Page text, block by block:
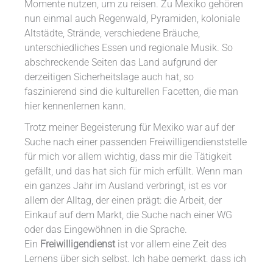
Momente nutzen, um zu reisen. Zu Mexiko gehören
nun einmal auch Regenwald, Pyramiden, koloniale
Altstädte, Strände, verschiedene Bräuche,
unterschiedliches Essen und regionale Musik. So
abschreckende Seiten das Land aufgrund der
derzeitigen Sicherheitslage auch hat, so
faszinierend sind die kulturellen Facetten, die man
hier kennenlernen kann.
Trotz meiner Begeisterung für Mexiko war auf der
Suche nach einer passenden Freiwilligendienststelle
für mich vor allem wichtig, dass mir die Tätigkeit
gefällt, und das hat sich für mich erfüllt. Wenn man
ein ganzes Jahr im Ausland verbringt, ist es vor
allem der Alltag, der einen prägt: die Arbeit, der
Einkauf auf dem Markt, die Suche nach einer WG
oder das Eingewöhnen in die Sprache.
Ein Freiwilligendienst ist vor allem eine Zeit des
Lernens über sich selbst. Ich habe gemerkt, dass ich